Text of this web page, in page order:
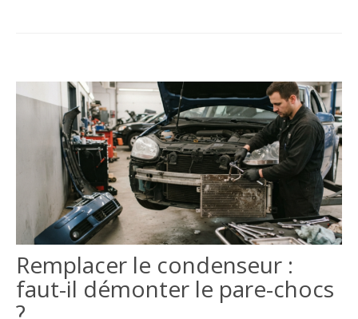
Remplacer le condenseur :
faut-il démonter le pare-chocs
?